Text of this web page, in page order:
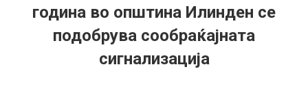
година во општина Илинден се
подобрува сообраќајната
сигнализација